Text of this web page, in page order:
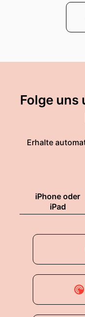
Folge uns
Erhalte
iPhone oder
iPad